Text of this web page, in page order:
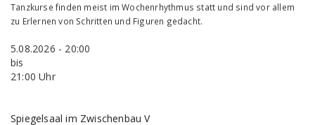
Tanzkurse finden meist im Wochenrhythmus statt und sind vor allem
zu Erlernen von Schritten und Figuren gedacht.
5.08.2026 - 20:00
bis
21:00 Uhr
Spiegelsaal im Zwischenbau V